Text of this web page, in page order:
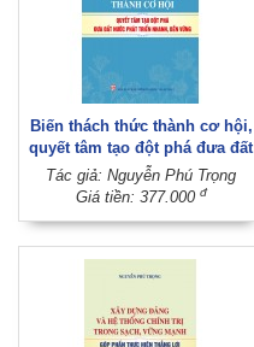
Biến thách thức thành cơ hội,
quyết tâm tạo đột phá đưa đất
nước phát triển nhanh, bền
vững
Tác giả: Nguyễn Phú Trọng
Giá tiền: 377.000 đ